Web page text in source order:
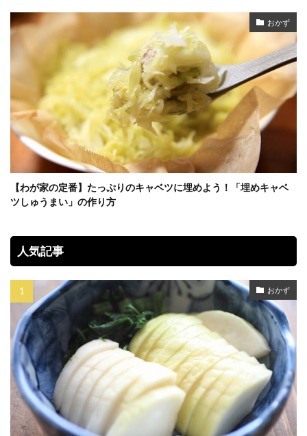
おかず
【わが家の定番】たっぷりのキャベツに埋めよう！「埋めキャベ
ツしゅうまい」の作り方
人気記事
おかず